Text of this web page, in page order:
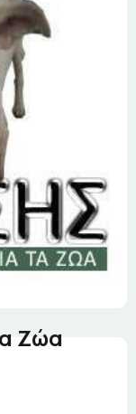
Ζώα